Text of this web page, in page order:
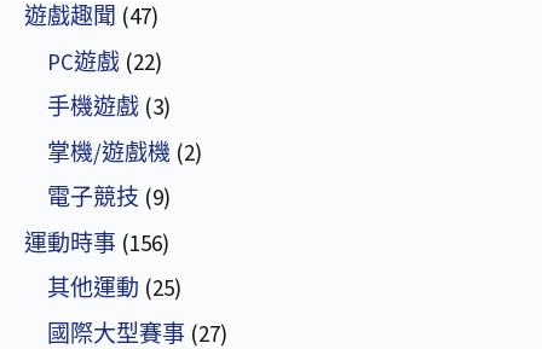
遊戲趣聞 (47)
PC遊戲 (22)
手機遊戲 (3)
掌機/遊戲機 (2)
電子競技 (9)
運動時事 (156)
其他運動 (25)
國際大型賽事 (27)